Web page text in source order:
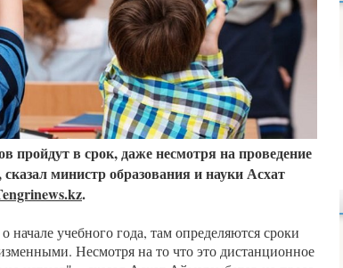
в срок, даже несмотря на проведение
министр образования и науки Асхат
.
начале учебного года, там определяются сроки
Несмотря на то что это дистанционное